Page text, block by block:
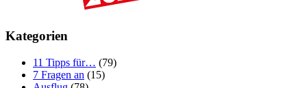
Kategorien
11 Tipps für… (79)
7 Fragen an (15)